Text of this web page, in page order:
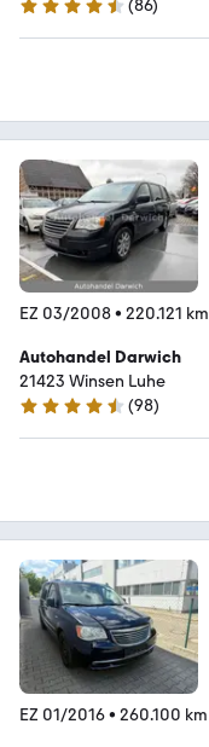
4.3 Sterne (86)
EZ 03/2008• 220.121 km
Autohandel Darwich
21423 Winsen Luhe
4.7 Sterne
(98)
EZ 01/2016• 260.100 km